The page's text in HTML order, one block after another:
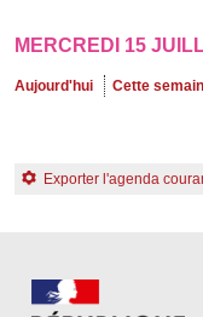
MERCREDI 15
Aujourd'hui Cette
Exporter l'agenda